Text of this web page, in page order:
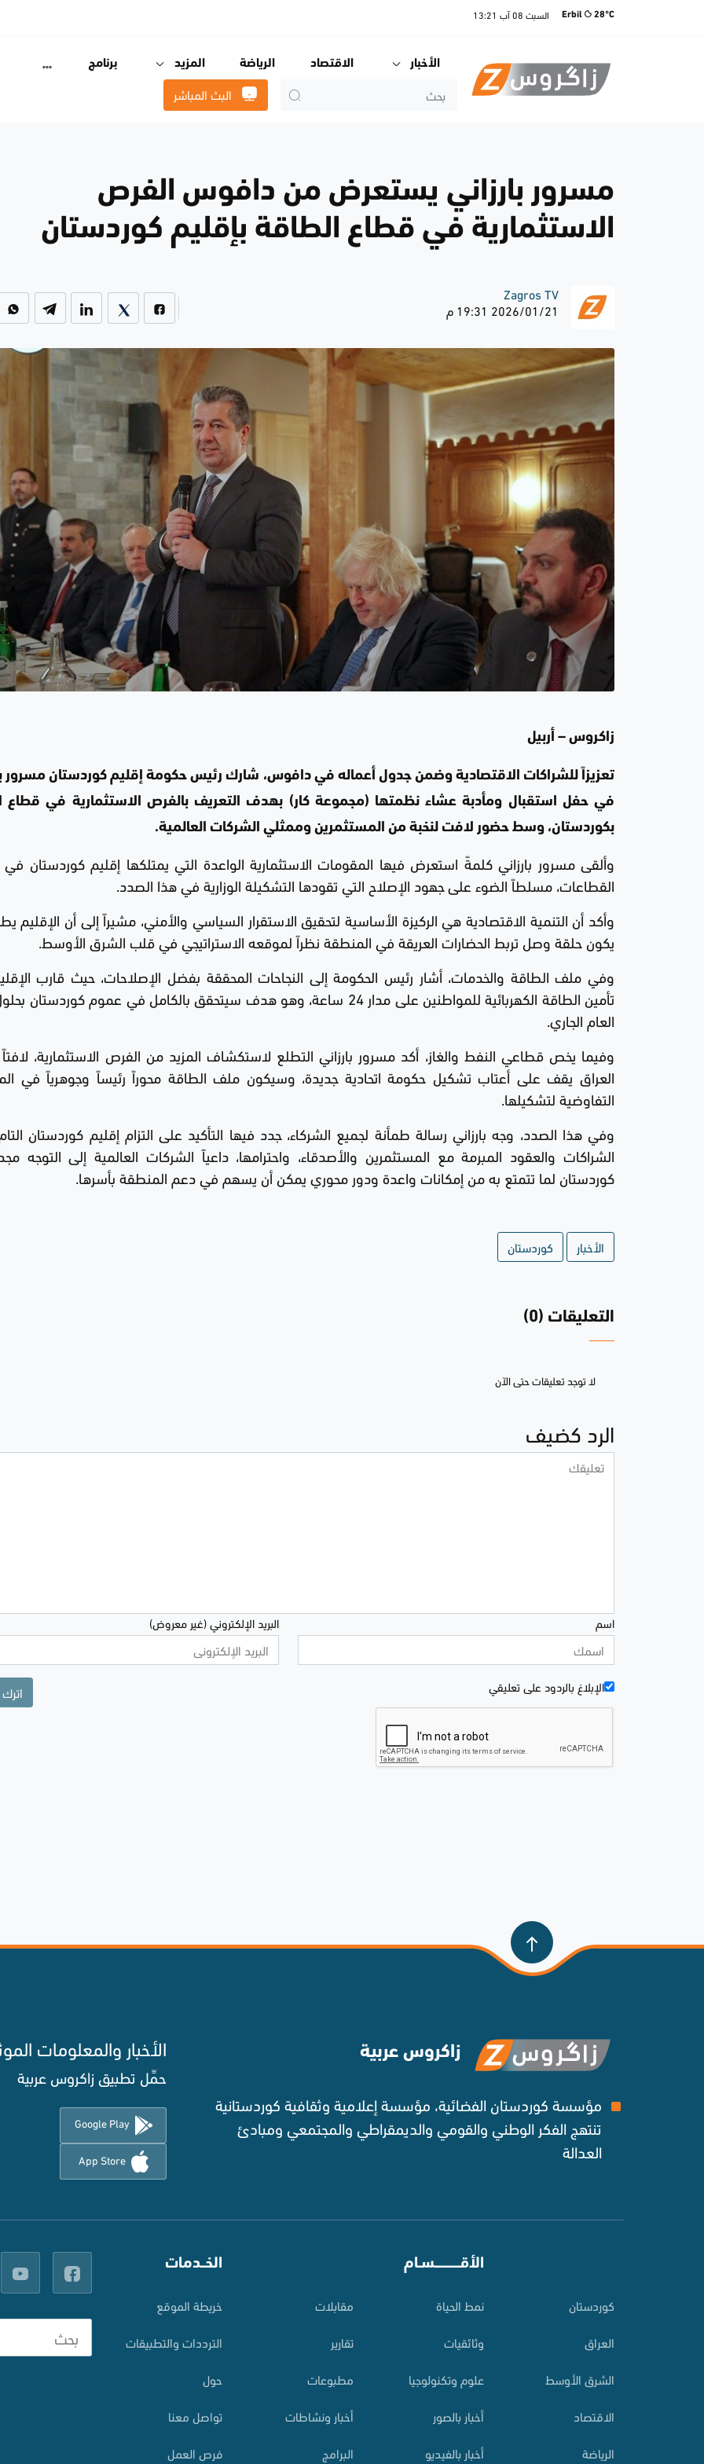
Erbil 28°C السبت 08 آب 13:21
الأخبار الاقتصاد الرياضة المزيد برنامج
البث المباشر
مسرور بارزاني يستعرض من دافوس الفرص
الاستثمارية في قطاع الطاقة بإقليم كوردستان
Zagros TV
2026/01/21 19:31 م
زاكروس – أربيل
تعزيزاً للشراكات الاقتصادية وضمن جدول أعماله في دافوس، شارك رئيس حكومة إقليم كوردستان مسرور
في حفل استقبال ومأدبة عشاء نظمتها (مجموعة كار) بهدف التعريف بالفرص الاستثمارية في قطاع
بكوردستان، وسط حضور لافت لنخبة من المستثمرين وممثلي الشركات العالمية.
وألقى مسرور بارزاني كلمةً استعرض فيها المقومات الاستثمارية الواعدة التي يمتلكها إقليم كوردستان
القطاعات، مسلطاً الضوء على جهود الإصلاح التي تقودها التشكيلة الوزارية في هذا الصدد.
وأكد أن التنمية الاقتصادية هي الركيزة الأساسية لتحقيق الاستقرار السياسي والأمني، مشيراً إلى أن الإقليم
يكون حلقة وصل تربط الحضارات العريقة في المنطقة نظراً لموقعه الاستراتيجي في قلب الشرق الأوسط.
وفي ملف الطاقة والخدمات، أشار رئيس الحكومة إلى النجاحات المحققة بفضل الإصلاحات، حيث قارب
تأمين الطاقة الكهربائية للمواطنين على مدار 24 ساعة، وهو هدف سيتحقق بالكامل في عموم كوردستان
العام الجاري.
وفيما يخص قطاعي النفط والغاز، أكد مسرور بارزاني التطلع لاستكشاف المزيد من الفرص الاستثمارية،
العراق يقف على أعتاب تشكيل حكومة اتحادية جديدة، وسيكون ملف الطاقة محوراً رئيساً وجوهرياً في
التفاوضية لتشكيلها.
وفي هذا الصدد، وجه بارزاني رسالة طمأنة لجميع الشركاء، جدد فيها التأكيد على التزام إقليم كوردستان
الشراكات والعقود المبرمة مع المستثمرين والأصدقاء، واحترامها، داعياً الشركات العالمية إلى التوجه
كوردستان لما تتمتع به من إمكانات واعدة ودور محوري يمكن أن يسهم في دعم المنطقة بأسرها.
الأخبار كوردستان
التعليقات (0)
لا توجد تعليقات حتى الآن
الرد كضيف
اسم البريد الإلكتروني (غير معروض)
الإبلاغ بالردود علی تعليقي
زاكروس عربية
مؤسسة كوردستان الفضائية، مؤسسة إعلامية وثقافية كوردستانية
تنتهج الفكر الوطني والقومي والديمقراطي والمجتمعي ومبادئ
العدالة ‌
الأخبار والمعلومات
حمِّل تطبيق زاكروس عربية
Google Play
App Store
کوردستان
العراق
الشرق الأوسط
الاقتصاد
الرياضة
الأقـــــــــــسـام
نمط الحياة
وثائقيات
علوم وتكنولوجيا
أخبار بالصور
أخبار بالفيديو
مقابلات
تقارير
مطبوعات
أخبار ونشاطات
البرامج
الخــدمات
خريطة الموقع
الترددات والتطبيقات
حول
تواصل معنا
فرص العمل